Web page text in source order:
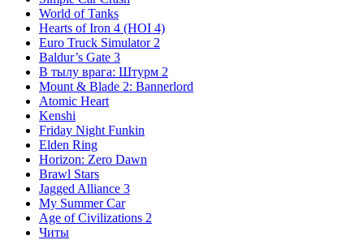
World of Tanks
Hearts of Iron 4 (HOI 4)
Euro Truck Simulator 2
Baldur’s Gate 3
В тылу врага: Штурм 2
Mount & Blade 2: Bannerlord
Atomic Heart
Kenshi
Friday Night Funkin
Elden Ring
Horizon: Zero Dawn
Brawl Stars
Jagged Alliance 3
My Summer Car
Age of Civilizations 2
Читы